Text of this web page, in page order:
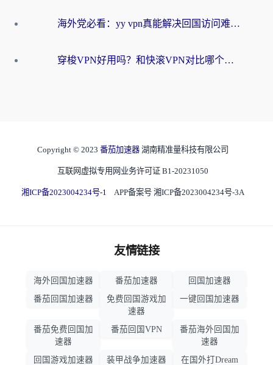
海外党必看：yy vpn真能解决回国访问难题？附云极initap测评+免费方案对比
穿梭VPN好用吗？和快滚VPN对比哪个回国效果更好？海外党选回国加速器必看指南
Copyright © 2023 番茄加速器 湖南精准量科技有限公司
互联网虚拟专用网业务许可证 B1-20231050
湘ICP备2023004234号-1 APP备案号 湘ICP备2023004234号-3A
友情链接
海外回国加速器 番茄加速器
回国加速器
番茄回国加速器
免费回国游戏加
速器
一键回国加速器
番茄免费回国加
速器
番茄回国VPN
番茄海外回国加
速器
回国游戏加速器
装甲战争加速器 在国外打Dream